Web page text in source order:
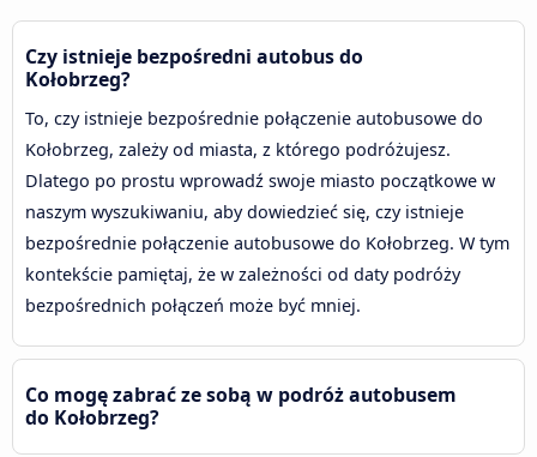
Czy istnieje bezpośredni autobus do
Kołobrzeg?
To, czy istnieje bezpośrednie połączenie autobusowe do
Kołobrzeg, zależy od miasta, z którego podróżujesz.
Dlatego po prostu wprowadź swoje miasto początkowe w
naszym wyszukiwaniu, aby dowiedzieć się, czy istnieje
bezpośrednie połączenie autobusowe do Kołobrzeg. W tym
kontekście pamiętaj, że w zależności od daty podróży
bezpośrednich połączeń może być mniej.
Co mogę zabrać ze sobą w podróż autobusem
do Kołobrzeg?